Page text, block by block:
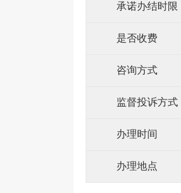
承诺办结时限
是否收费
咨询方式
监督投诉方式
办理时间
办理地点